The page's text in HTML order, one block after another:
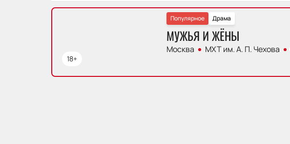
18+
Драма
Популярное
МУЖЬЯ И ЖЁНЫ
Москва МХТ им. А. П. Чехова